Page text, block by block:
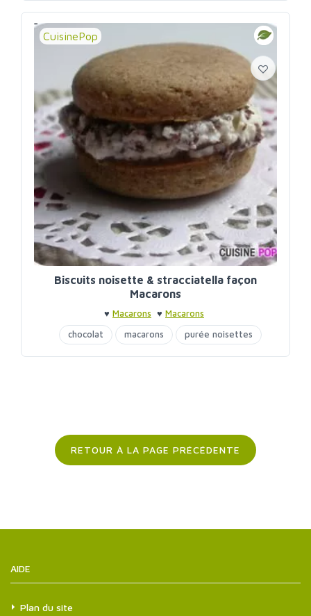
CuisinePop
Biscuits noisette & stracciatella façon
Macarons
♥ Macarons ♥ Macarons
chocolat
macarons purée noisettes
RETOUR À LA PAGE PRÉCÉDENTE
AIDE
Plan du site